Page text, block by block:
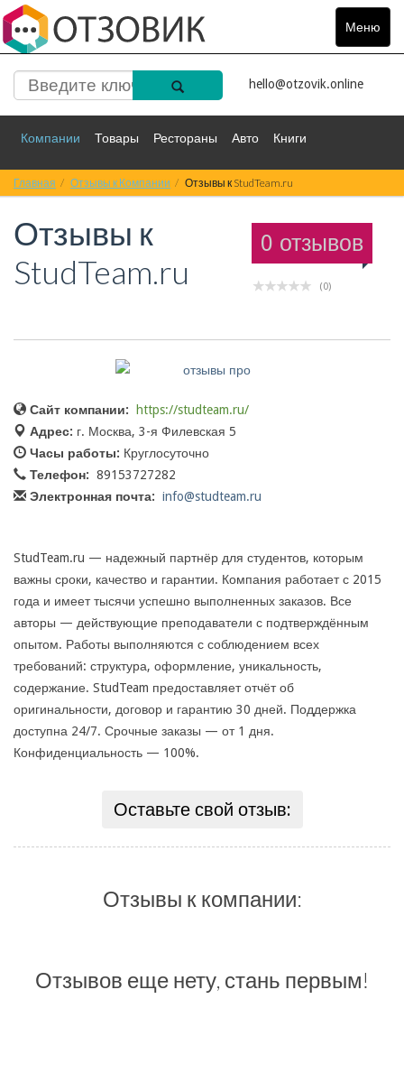
Меню
Toggle
hello@otzovik.online
Компании Товары Рестораны Авто Книги
Спорт Фильмы Деньги Путешествия
Красота Здоровье
Главная Отзывы к Компании Отзывы к StudTeam.ru
0 отзывов
(0)
Отзывы к
StudTeam.ru
Сайт компании:
https://studteam.ru/
Адрес: г. Москва, 3-я Филевская 5
Часы работы: Круглосуточно
Телефон: 89153727282
Электронная почта: info@studteam.ru
StudTeam.ru — надежный партнёр для студентов, которым
важны сроки, качество и гарантии. Компания работает с 2015
года и имеет тысячи успешно выполненных заказов. Все
авторы — действующие преподаватели с подтверждённым
опытом. Работы выполняются с соблюдением всех
требований: структура, оформление, уникальность,
содержание. StudTeam предоставляет отчёт об
оригинальности, договор и гарантию 30 дней. Поддержка
доступна 24/7. Срочные заказы — от 1 дня.
Конфиденциальность — 100%.
Оставьте свой отзыв:
Отзывы к компании:
Отзывов еще нету, стань первым!